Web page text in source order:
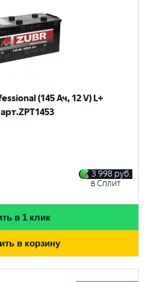
(145 Ач, 12 V) L+
3 998 руб.
в Сплит
в 1 клик
в корзину